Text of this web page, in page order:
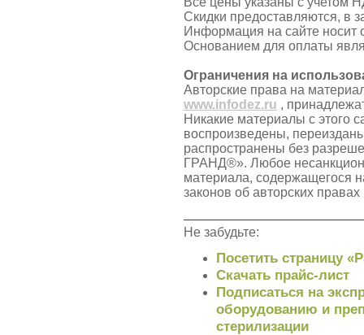
Скидки предоставляются, в
Информация на сайте носит
Основанием для оплаты
Ограничения на
Авторские права на
www.infodez.ru ,
Никакие материалы с этого
воспроизведены,
распространены без
ГРАНД®». Любое
материала, содержащегося
законов об авторских
Не забудьте:
Посетить страницу
Скачать прайс-лист
Подписаться на
оборудованию и
стерилизации